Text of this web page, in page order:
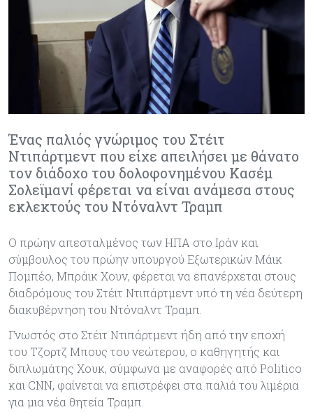
Ένας παλιός γνώριμος του Στέιτ
Ντιπάρτμεντ που είχε απειλήσει με θάνατο
τον διάδοχο του δολοφονημένου Κασέμ
Σολεϊμανί φέρεται να είναι ανάμεσα στους
εκλεκτούς του Ντόναλντ Τραμπ
Ο πρώην απεσταλμένος των ΗΠΑ στο Ιράν και
σύμβουλος του πρώην υπουργού Εξωτερικών Μάικ
Πομπέο, Μπράικ Χουν, φέρεται να επανέρχεται στους
διαδρόμους του Στέιτ Ντιπάρτμεντ υπό τη νέα δεύτερη
διακυβέρνηση του Ντόναλντ Τραμπ.
Γνωστός στο Στέιτ Ντιπάρτμεντ ήδη από την εποχή
του Τζορτζ Μπους του νεώτερου, ο καθηγητής και
διπλωμάτης Χουκ, σύμφωνα με αναφορές από Politico
και CNN, φαίνεται να επιστρέφει στα παλιά του λιμέρια
για μια νέα θητεία Τραμπ.